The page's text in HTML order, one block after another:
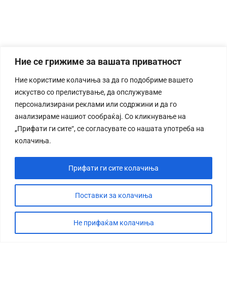
Ние се грижиме за вашата приватност
Ние користиме колачиња за да го подобриме вашето
искуство со прелистување, да опслужуваме
персонализирани реклами или содржини и да го
анализираме нашиот сообраќај. Со кликнување на
„Прифати ги сите“, се согласувате со нашата употреба на
колачиња.
Поставки за колачиња
Не прифаќам колачиња
Прифати ги сите колачиња